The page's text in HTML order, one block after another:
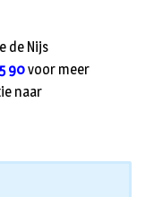
de Nijs
90voor meer
naar